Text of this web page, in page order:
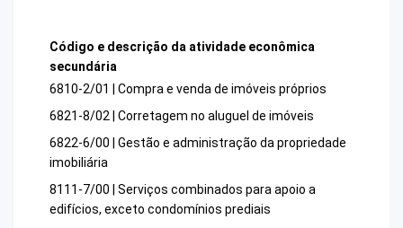
Código e descrição da atividade econômica
secundária
6810-2/01 | Compra e venda de imóveis próprios
6821-8/02 | Corretagem no aluguel de imóveis
6822-6/00 | Gestão e administração da propriedade
imobiliária
8111-7/00 | Serviços combinados para apoio a
edifícios, exceto condomínios prediais